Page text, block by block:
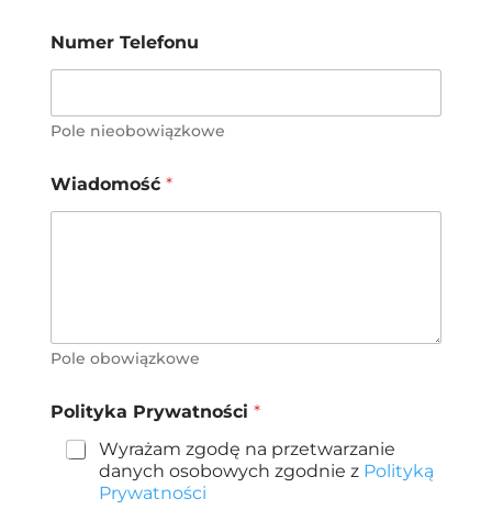
Numer Telefonu
Pole nieobowiązkowe
Wiadomość *
Pole obowiązkowe
Polityka Prywatności *
Wyrażam zgodę na przetwarzanie
danych osobowych zgodnie z Polityką
Prywatności